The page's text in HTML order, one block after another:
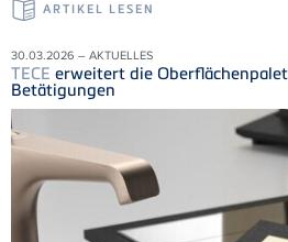
ARTIKEL LESEN
30.03.2026 – AKTUELLES
TECE erweitert die
Betätigungen